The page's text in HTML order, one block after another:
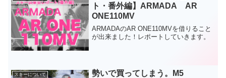
ト・番外編】ARMADA AR
ONE110MV
ARMADAのAR ONE110MVを借りること
が出来ました！レポートしていきます。
スキーについて
勢いで買ってしまう。M5